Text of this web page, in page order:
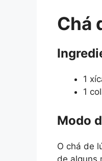
Chá
1
1
Modo
O chá de
de alguns